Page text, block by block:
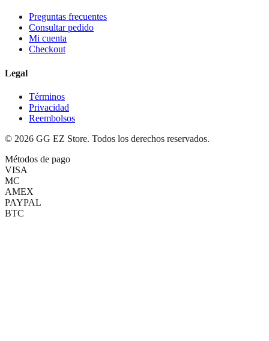
Preguntas frecuentes
Consultar pedido
Mi cuenta
Checkout
Legal
Términos
Privacidad
Reembolsos
© 2026 GG EZ Store. Todos los derechos reservados.
Métodos de pago
VISA
MC
AMEX
PAYPAL
BTC